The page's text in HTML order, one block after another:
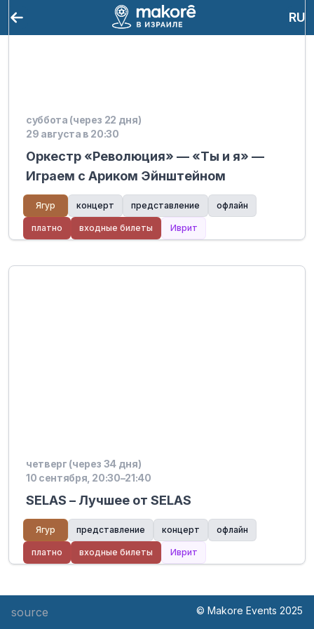
RU
суббота (через 22 дня)
29 августа в 20:30
Оркестр «Революция» — «Ты и я» —
Играем с Ариком Эйнштейном
Ягур концерт представление офлайн
платно входные билеты Иврит
четверг (через 34 дня)
10 сентября, 20:30–21:40
SELAS – Лучшее от SELAS
Ягур представление концерт офлайн
платно входные билеты Иврит
source © Makore Events 2025